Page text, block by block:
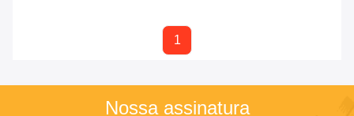
1
Nossa assinatura